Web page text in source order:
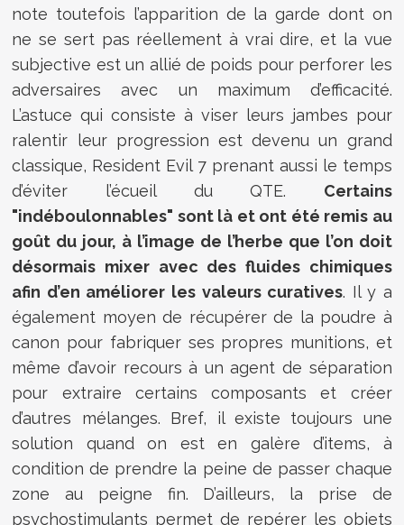
note toutefois l’apparition de la garde dont on
ne se sert pas réellement à vrai dire, et la vue
subjective est un allié de poids pour perforer les
adversaires avec un maximum d’efficacité.
L’astuce qui consiste à viser leurs jambes pour
ralentir leur progression est devenu un grand
classique, Resident Evil 7 prenant aussi le temps
d’éviter l’écueil du QTE. Certains
"indéboulonnables" sont là et ont été remis au
goût du jour, à l’image de l’herbe que l’on doit
désormais mixer avec des fluides chimiques
afin d’en améliorer les valeurs curatives. Il y a
également moyen de récupérer de la poudre à
canon pour fabriquer ses propres munitions, et
même d’avoir recours à un agent de séparation
pour extraire certains composants et créer
d’autres mélanges. Bref, il existe toujours une
solution quand on est en galère d’items, à
condition de prendre la peine de passer chaque
zone au peigne fin. D’ailleurs, la prise de
psychostimulants permet de repérer les objets